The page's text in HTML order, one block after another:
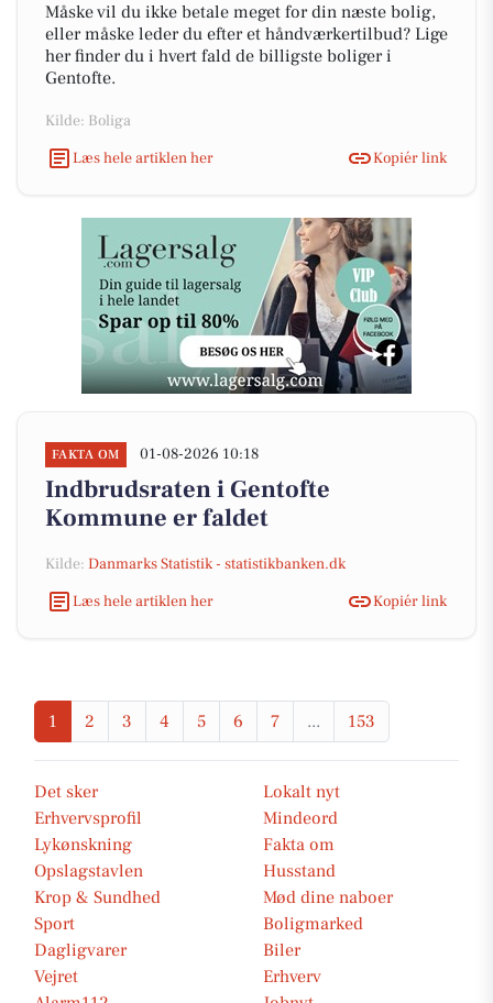
Måske vil du ikke betale meget for din næste bolig,
eller måske leder du efter et håndværkertilbud? Lige
her finder du i hvert fald de billigste boliger i
Gentofte.
Kilde: Boliga
Læs hele artiklen her
Kopiér link
FAKTA OM 01-08-2026 10:18
Indbrudsraten i Gentofte
Kommune er faldet
Kilde: Danmarks Statistik - statistikbanken.dk
Læs hele artiklen her
Kopiér link
1 2 3 4 5 6 7 ... 153
Det sker
Lokalt nyt
Erhvervsprofil
Mindeord
Lykønskning
Fakta om
Opslagstavlen
Husstand
Krop & Sundhed
Mød dine naboer
Sport
Boligmarked
Dagligvarer
Biler
Vejret
Erhverv